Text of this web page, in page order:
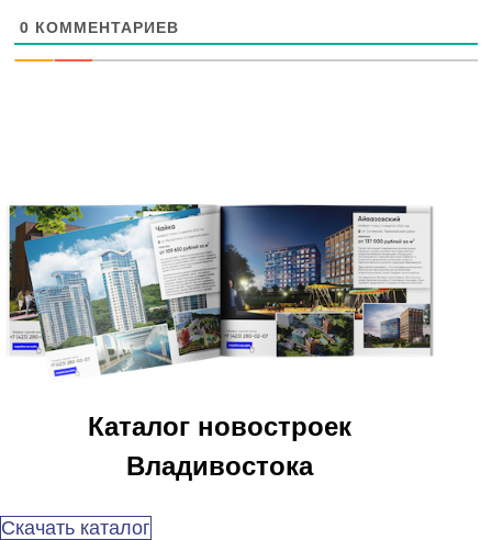
0 КОММЕНТАРИЕВ
Каталог новостроек
Владивостока
Скачать каталог